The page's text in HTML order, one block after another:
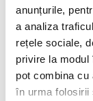
anunțurile,
a analiza
rețele sociale,
privire la
pot combina cu
în urma folosirii
km de Gradina
Antalya.
Facilitati
Camere